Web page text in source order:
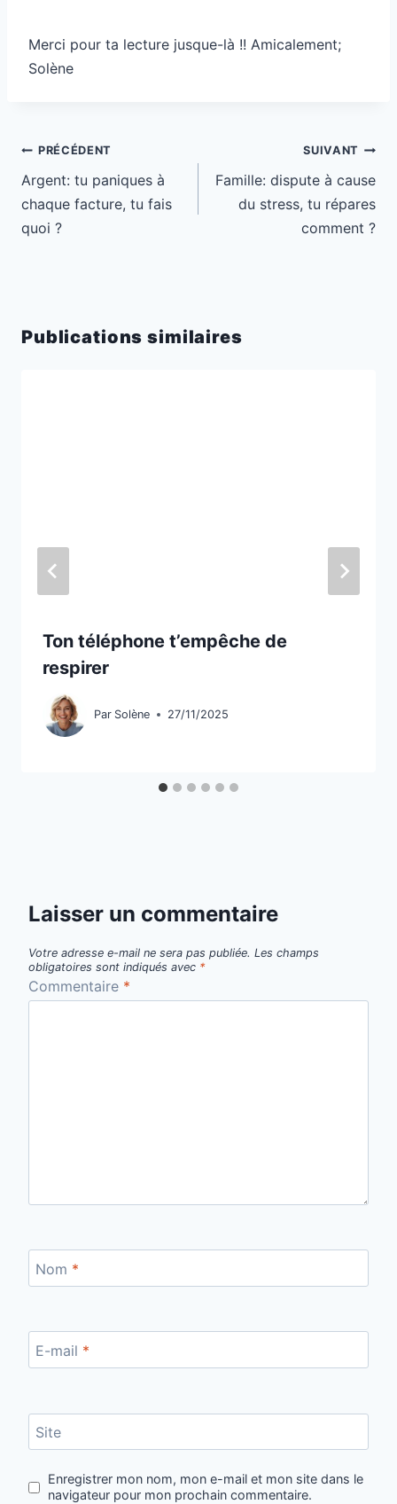
Merci pour ta lecture jusque-là !! Amicalement;
Solène
Navigation
de
l’article
PRÉCÉDENT
Argent: tu paniques à
chaque facture, tu fais
quoi ?
SUIVANT
Famille: dispute à cause
du stress, tu répares
comment ?
Publications similaires
Ton téléphone t’empêche de
respirer
Par Solène 27/11/2025
Laisser un commentaire
Votre adresse e-mail ne sera pas publiée. Les champs
obligatoires sont indiqués avec *
Commentaire *
Nom *
E-mail *
Site
Enregistrer mon nom, mon e-mail et mon site dans le
navigateur pour mon prochain commentaire.